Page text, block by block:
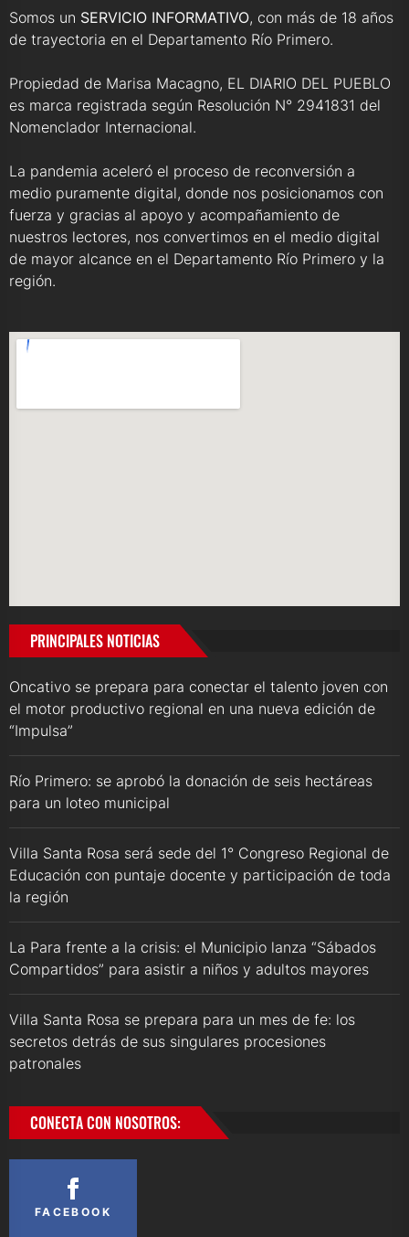
Somos un SERVICIO INFORMATIVO, con más de 18 años
de trayectoria en el Departamento Río Primero.
Propiedad de Marisa Macagno, EL DIARIO DEL PUEBLO
es marca registrada según Resolución N° 2941831 del
Nomenclador Internacional.
La pandemia aceleró el proceso de reconversión a
medio puramente digital, donde nos posicionamos con
fuerza y gracias al apoyo y acompañamiento de
nuestros lectores, nos convertimos en el medio digital
de mayor alcance en el Departamento Río Primero y la
región.
PRINCIPALES NOTICIAS
Oncativo se prepara para conectar el talento joven con
el motor productivo regional en una nueva edición de
“Impulsa”
Río Primero: se aprobó la donación de seis hectáreas
para un loteo municipal
Villa Santa Rosa será sede del 1° Congreso Regional de
Educación con puntaje docente y participación de toda
la región
La Para frente a la crisis: el Municipio lanza “Sábados
Compartidos” para asistir a niños y adultos mayores
Villa Santa Rosa se prepara para un mes de fe: los
secretos detrás de sus singulares procesiones
patronales
CONECTA CON NOSOTROS:
FACEBOOK